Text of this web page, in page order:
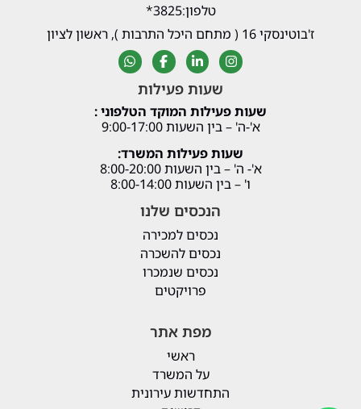
מפת אתר
ראשי
על המשרד
התחדשות עירונית
הנכסים שלנו
נכסים למכירה
נכסים להשכרה
נכסים שנמכרו
פרויקטים
שעות פעילות
שעות פעילות המוקד הטלפוני :
א'-ה' – בין השעות 9:00-17:00
שעות פעילות המשרד:
א'- ה' – בין השעות 8:00-20:00
ו' – בין השעות 8:00-14:00
טלפון:3825*
ז'בוטינסקי 16 ( מתחם היכל התרבות ), ראשון לציון